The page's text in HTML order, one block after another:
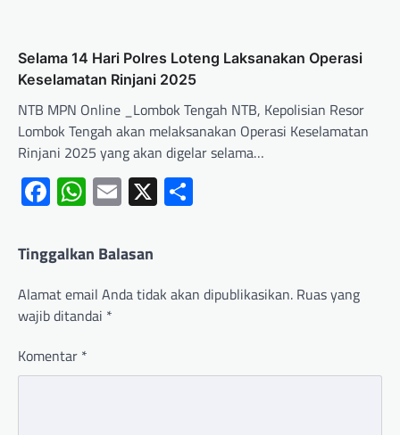
Selama 14 Hari Polres Loteng Laksanakan Operasi
Keselamatan Rinjani 2025
NTB MPN Online _Lombok Tengah NTB, Kepolisian Resor
Lombok Tengah akan melaksanakan Operasi Keselamatan
Rinjani 2025 yang akan digelar selama…
Facebook
WhatsApp
Email
X
Tinggalkan Balasan
Alamat email Anda tidak akan dipublikasikan. Ruas yang
wajib ditandai *
Komentar *